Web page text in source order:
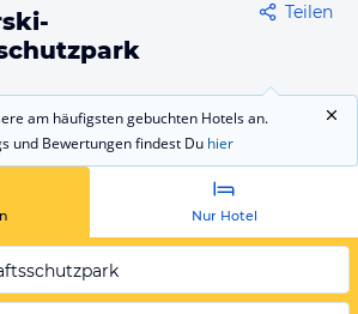
Teilen
am häufigsten gebuchten Hotels an.
und Bewertungen findest Du hier
Nur Hotel